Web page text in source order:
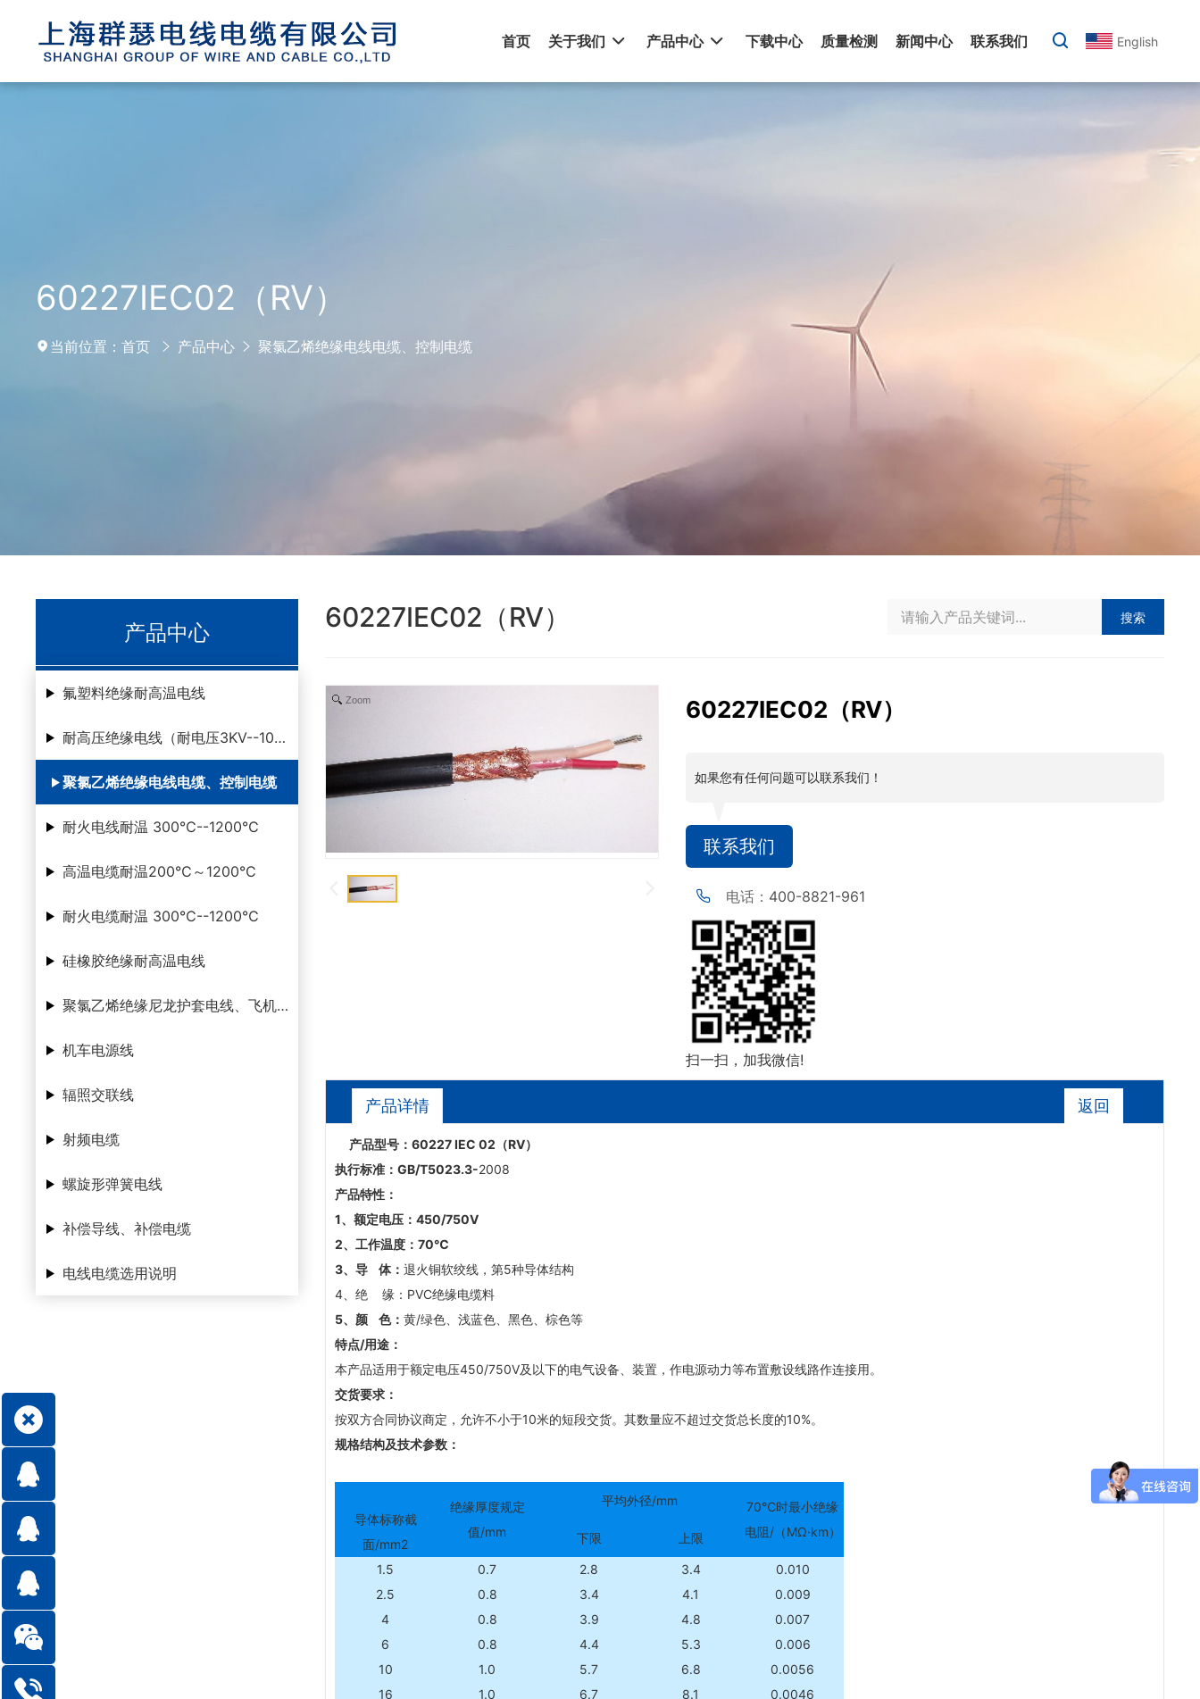
首页 关于我们 产品中心 下载中心 质量检测 新闻中心 联系我们 English
60227IEC02（RV）
当前位置：首页 产品中心 聚氯乙烯绝缘电线电缆、控制电缆
产品中心
氟塑料绝缘耐高温电线
耐高压绝缘电线（耐电压3KV--100KV ）
聚氯乙烯绝缘电线电缆、控制电缆
耐火电线耐温 300℃--1200℃
高温电缆耐温200℃～1200℃
耐火电缆耐温 300℃--1200℃
硅橡胶绝缘耐高温电线
聚氯乙烯绝缘尼龙护套电线、飞机腊克线
机车电源线
辐照交联线
射频电缆
螺旋形弹簧电线
补偿导线、补偿电缆
电线电缆选用说明
60227IEC02（RV） 搜索
Zoom 60227IEC02（RV）
如果您有任何问题可以联系我们！
联系我们
电话： 400-8821-961
扫一扫，加我微信!
产品详情 返回
产品型号： 60227 IEC 02 （RV）
执行标准： GB/T5023.3-2008
产品特性：
1、额定电压：450/750V
2、工作温度：70℃
3、导 体： 退火铜软绞线，第5种导体结构
4、绝 缘：PVC绝缘电缆料
5、颜 色： 黄/绿色、浅蓝色、黑色、棕色等
特点/用途：
本产品适用于额定电压450/750V及以下的电气设备、装置，作电源动力等布置敷设线路作连接用。
交货要求：
按双方合同协议商定，允许不小于10米的短段交货。其数量应不超过交货总长度的10%。
规格结构及技术参数：
导体标称截
面/mm2
绝缘厚度规定
值/mm
平均外径/mm
70℃时最小绝缘
电阻/（MΩ·km）
下限 上限
1.5 0.7 2.8 3.4
0.010
2.5
0.8 3.4 4.1
0.009
4
0.8 3.9 4.8
0.007
6
0.8 4.4 5.3
0.006
10
1.0 5.7 6.8
0.0056
16
1.0 6.7 8.1
0.0046